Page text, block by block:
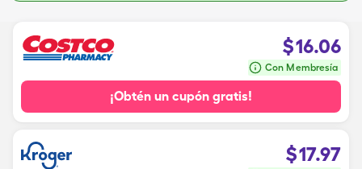
$16.06
Con Membresía
¡Obtén un cupón gratis!
$17.97